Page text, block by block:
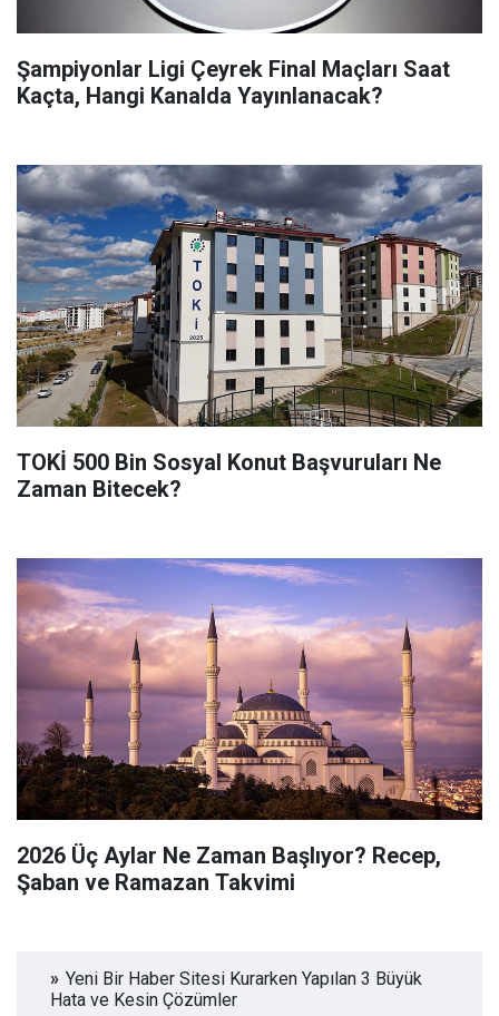
Şampiyonlar Ligi Çeyrek Final Maçları Saat
Kaçta, Hangi Kanalda Yayınlanacak?
TOKİ 500 Bin Sosyal Konut Başvuruları Ne
Zaman Bitecek?
2026 Üç Aylar Ne Zaman Başlıyor? Recep,
Şaban ve Ramazan Takvimi
Yeni Bir Haber Sitesi Kurarken Yapılan 3 Büyük
Hata ve Kesin Çözümler